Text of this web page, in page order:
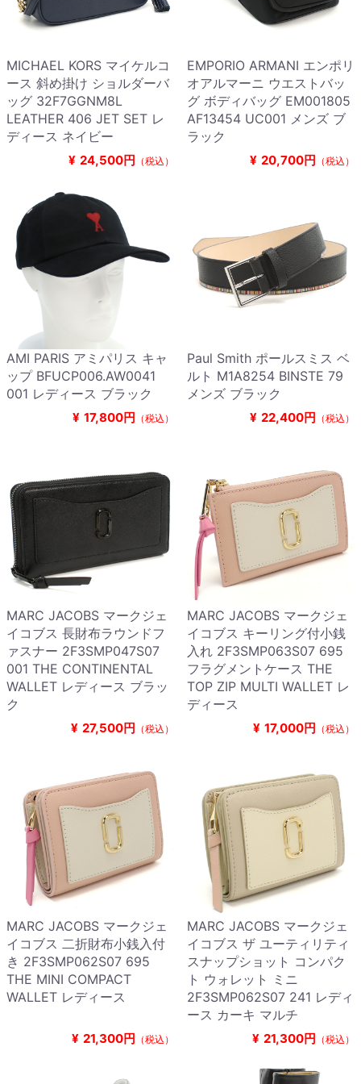
MICHAEL KORS マイケルコ
ース 斜め掛け ショルダーバ
ッグ 32F7GGNM8L
LEATHER 406 JET SET レ
ディース ネイビー
¥ 24,500円 （税込）
EMPORIO ARMANI エンポリ
オアルマーニ ウエストバッ
グ ボディバッグ EM001805
AF13454 UC001 メンズ ブ
ラック
¥ 20,700円 （税込）
AMI PARIS アミパリス キャ
ップ BFUCP006.AW0041
001 レディース ブラック
¥ 17,800円 （税込）
Paul Smith ポールスミス ベ
ルト M1A8254 BINSTE 79
メンズ ブラック
¥ 22,400円 （税込）
MARC JACOBS マークジェ
イコブス 長財布ラウンドフ
ァスナー 2F3SMP047S07
001 THE CONTINENTAL
WALLET レディース ブラッ
ク
¥ 27,500円 （税込）
MARC JACOBS マークジェ
イコブス キーリング付小銭
入れ 2F3SMP063S07 695
フラグメントケース THE
TOP ZIP MULTI WALLET レ
ディース
¥ 17,000円 （税込）
MARC JACOBS マークジェ
イコブス 二折財布小銭入付
き 2F3SMP062S07 695
THE MINI COMPACT
WALLET レディース
¥ 21,300円 （税込）
MARC JACOBS マークジェ
イコブス ザ ユーティリティ
スナップショット コンパク
ト ウォレット ミニ
2F3SMP062S07 241 レディ
ース カーキ マルチ
¥ 21,300円 （税込）